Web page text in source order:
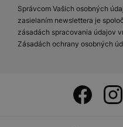
Správcom Vašich osobných
zasielaním newslettera je
zásadách spracovania údajov
Zásadách ochrany osobných